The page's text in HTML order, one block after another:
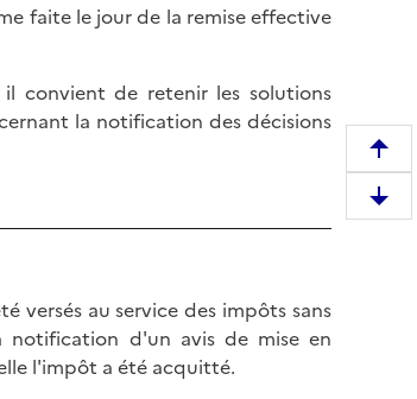
faite le jour de la remise effective
convient de retenir les solutions
la notification des décisions
versés au service des impôts sans
d'un avis de mise en
l'impôt a été acquitté.
e
m
D